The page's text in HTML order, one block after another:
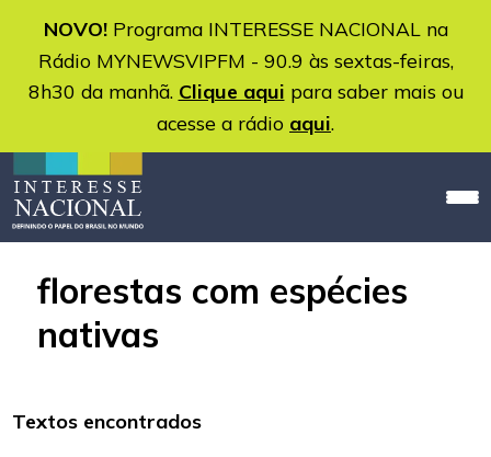
NOVO!Programa INTERESSE NACIONAL na
Rádio MYNEWSVIPFM - 90.9 às sextas-feiras,
8h30 da manhã. Clique aqui para saber mais ou
acesse a rádio aqui.
florestas com espécies
nativas
Textos encontrados